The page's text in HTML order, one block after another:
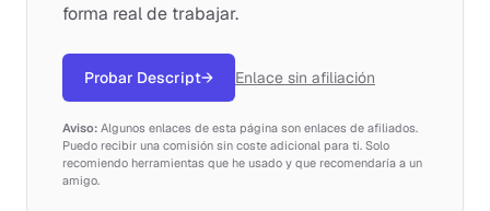
forma real de trabajar.
Probar Descript→ Enlace sin afiliación
Aviso: Algunos enlaces de esta página son enlaces de afiliados.
Puedo recibir una comisión sin coste adicional para ti. Solo
recomiendo herramientas que he usado y que recomendaría a un
amigo.